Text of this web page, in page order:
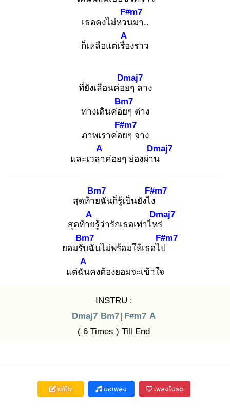
เธอคงไม่หวน
F#m7
มา..
ก็เหลือแต่เรื่อ
A
งราว
ที่ยังเลือนค่อย
Dmaj7
ๆ ลาง
ทางเดินค่อย
Bm7
ๆ ต่าง
ภาพเราค่อย
F#m7
ๆ จาง
และเวลา
A
ค่อยๆ ย่องผ่าน
Dmaj7
สุดท้าย
Bm7
ฉันก็รู้เป็นยังไง
F#m7
สุดท้าย
A
รู้ว่ารักเธอเท่าไหร่
Dmaj7
ยอมรับ
Bm7
ฉันไม่พร้อมให้เธอไป
F#m7
แต่ฉัน
A
คงต้องยอมจะเข้าใจ
INSTRU :
Dmaj7 Bm7 | F#m7 A
( 6 Times ) Till End
แก้ไข ขอเพลง เพลงโปรด